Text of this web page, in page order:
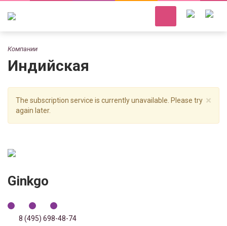
Компании
Индийская
×
The subscription service is currently unavailable. Please try
again later.
Ginkgo
8 (495) 698-48-74